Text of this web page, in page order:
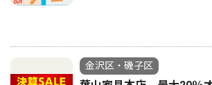
金沢区・磯子区